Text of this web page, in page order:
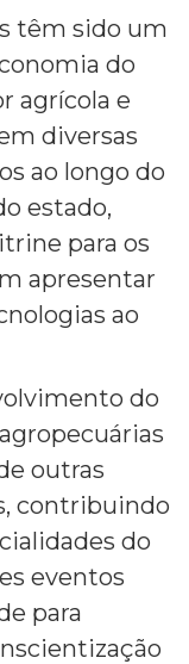
têm sido um
do
agrícola e
diversas
ao longo do
estado,
para os
apresentar
ao
do
outras
contribuindo
do
eventos
para